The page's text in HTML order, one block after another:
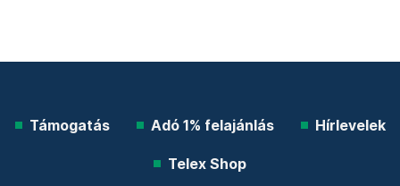
Támogatás Adó 1% felajánlás Hírlevelek
Telex Shop